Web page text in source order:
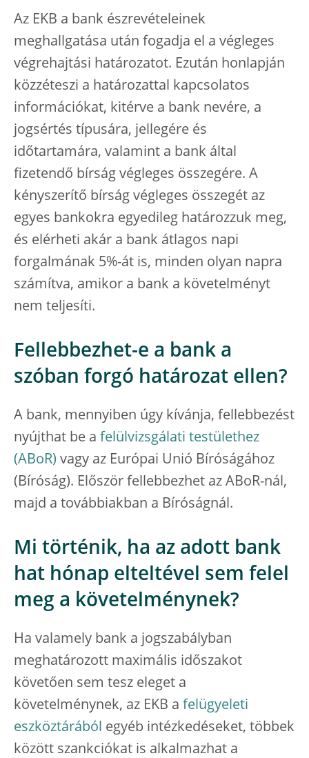
Az EKB a bank észrevételeinek
meghallgatása után fogadja el a végleges
végrehajtási határozatot. Ezután honlapján
közzéteszi a határozattal kapcsolatos
információkat, kitérve a bank nevére, a
jogsértés típusára, jellegére és
időtartamára, valamint a bank által
fizetendő bírság végleges összegére. A
kényszerítő bírság végleges összegét az
egyes bankokra egyedileg határozzuk meg,
és elérheti akár a bank átlagos napi
forgalmának 5%-át is, minden olyan napra
számítva, amikor a bank a követelményt
nem teljesíti.
Fellebbezhet-e a bank a
szóban forgó határozat ellen?
A bank, mennyiben úgy kívánja, fellebbezést
nyújthat be a felülvizsgálati testülethez
(ABoR) vagy az Európai Unió Bíróságához
(Bíróság). Először fellebbezhet az ABoR-nál,
majd a továbbiakban a Bíróságnál.
Mi történik, ha az adott bank
hat hónap elteltével sem felel
meg a követelménynek?
Ha valamely bank a jogszabályban
meghatározott maximális időszakot
követően sem tesz eleget a
követelménynek, az EKB a felügyeleti
eszköztárából egyéb intézkedéseket, többek
között szankciókat is alkalmazhat a